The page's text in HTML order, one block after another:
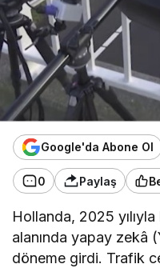
Google'da Abone Ol
0 Paylaş
Hollanda, 2025
alanında yapay zekâ
döneme girdi. Trafik